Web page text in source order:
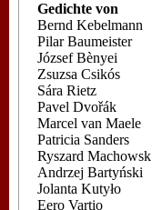
Gedichte von
Bernd Kebelmann
Pilar Baumeister
József Bènyei
Zsuzsa Csikós
Sára Rietz
Pavel Dvořák
Marcel van Maele
Patricia Sanders
Ryszard Machowsk
Andrzej Bartyński
Jolanta Kutyło
Eero Vartio